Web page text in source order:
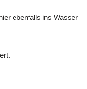
ebenfalls ins Wasser